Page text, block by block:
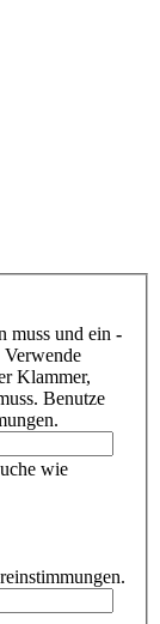
muss und ein -
Klammer,
Benutze
wie